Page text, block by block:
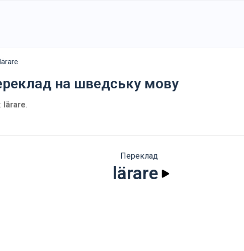
lärare
на шведську мову
lärare.
Переклад
lärare